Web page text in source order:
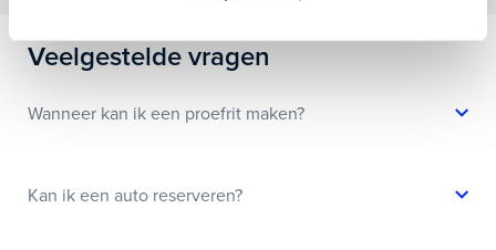
Veelgestelde vragen
Wanneer kan ik een proefrit maken?
Kan ik een auto reserveren?